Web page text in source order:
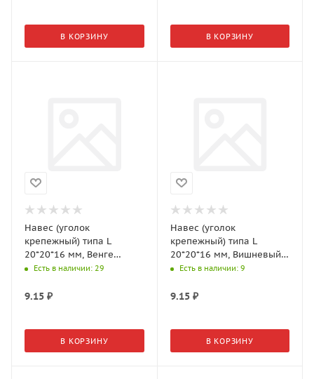
В КОРЗИНУ В КОРЗИНУ
Навес (уголок
крепежный) типа L
20*20*16 мм, Венге
арт.0306380
Есть в наличии: 29
9.15 ₽
В КОРЗИНУ
Навес (уголок
крепежный) типа L
20*20*16 мм, Вишневый
арт.0306386
Есть в наличии: 9
9.15₽
В КОРЗИНУ